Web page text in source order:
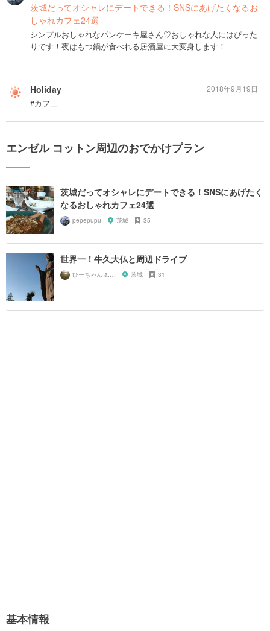
茨城だってオシャレにデートできる！SNSにあげたくなるお
しゃれカフェ24選
シンプルおしゃれなパンケーキ屋さん♡おしゃれな人にはぴった
りです！夜はもつ鍋が食べれる居酒屋に大変身します！
Holiday
#カフェ
2018年9月19日
エンゼル コットン周辺のおでかけプラン
茨城だってオシャレにデートできる！SNSにあげたく
なるおしゃれカフェ24選
pepepupu 茨城 35
世界一！牛久大仏と周辺ドライブ
茨城 31
基本情報